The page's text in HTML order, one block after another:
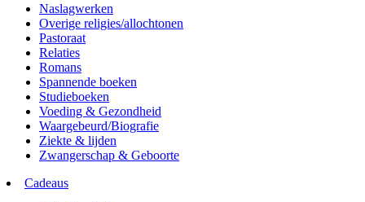
Naslagwerken
Overige religies/allochtonen
Pastoraat
Relaties
Romans
Spannende boeken
Studieboeken
Voeding & Gezondheid
Waargebeurd/Biografie
Ziekte & lijden
Zwangerschap & Geboorte
Cadeaus